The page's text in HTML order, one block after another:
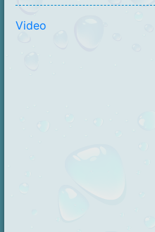
Video